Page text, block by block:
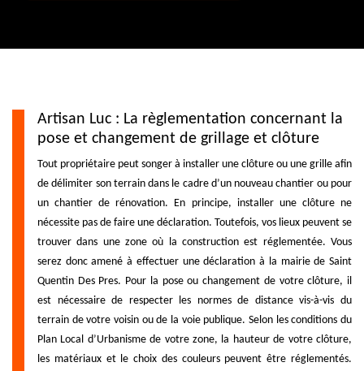
Artisan Luc : La règlementation concernant la
pose et changement de grillage et clôture
Tout propriétaire peut songer à installer une clôture ou une grille afin
de délimiter son terrain dans le cadre d’un nouveau chantier ou pour
un chantier de rénovation. En principe, installer une clôture ne
nécessite pas de faire une déclaration. Toutefois, vos lieux peuvent se
trouver dans une zone où la construction est réglementée. Vous
serez donc amené à effectuer une déclaration à la mairie de Saint
Quentin Des Pres. Pour la pose ou changement de votre clôture, il
est nécessaire de respecter les normes de distance vis-à-vis du
terrain de votre voisin ou de la voie publique. Selon les conditions du
Plan Local d’Urbanisme de votre zone, la hauteur de votre clôture,
les matériaux et le choix des couleurs peuvent être réglementés.